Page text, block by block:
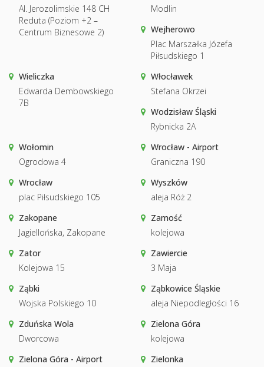
Al. Jerozolimskie 148 CH
Reduta (Poziom +2 –
Centrum Biznesowe 2)
Modlin
Wejherowo
Plac Marszałka Józefa
Piłsudskiego 1
Wieliczka
Edwarda Dembowskiego
7B
Włocławek
Stefana Okrzei
Wodzisław Śląski
Rybnicka 2A
Wołomin
Ogrodowa 4
Wrocław - Airport
Graniczna 190
Wrocław
plac Piłsudskiego 105
Wyszków
aleja Róż 2
Zakopane
Jagiellońska, Zakopane
Zamość
kolejowa
Zator
Kolejowa 15
Zawiercie
3 Maja
Ząbki
Wojska Polskiego 10
Ząbkowice Śląskie
aleja Niepodległości 16
Zduńska Wola
Dworcowa
Zielona Góra
kolejowa
Zielona Góra - Airport
Zielonka